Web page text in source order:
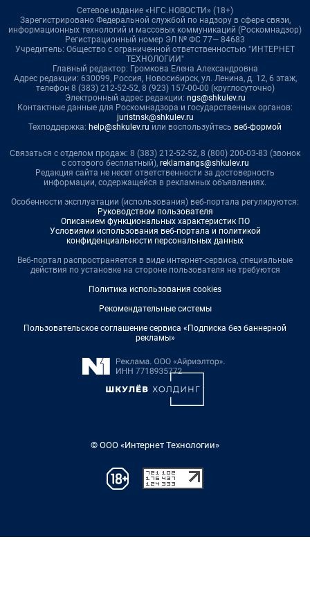
Сетевое издание «НГС.НОВОСТИ» (18+)
Зарегистрировано Федеральной службой по надзору в сфере связи,
информационных технологий и массовых коммуникаций (Роскомнадзор)
Регистрационный номер ЭЛ № ФС 77— 84683
Учредитель: Общество с ограниченной ответственностью "ИНТЕРНЕТ
ТЕХНОЛОГИИ"
Главный редактор: Громкова Елена Александровна
Адрес редакции: 630099, Россия, Новосибирск, ул. Ленина, д. 12, 6 этаж,
телефон 8 (383) 212-52-52, 8 (923) 157-00-00 (круглосуточно)
Электронный адрес редакции: ngs@shkulev.ru
Контактные данные для Роскомнадзора и государственных органов:
juristnsk@shkulev.ru
Техподдержка: help@shkulev.ru или воспользуйтесь веб-формой
Связаться с отделом продаж: 8 (383) 212-52-52, 8 (800) 200-03-83 (звонок
с сотового бесплатный), reklamangs@shkulev.ru
Редакция сайта не несет ответственности за достоверность
информации, содержащейся в рекламных объявлениях.
Особенности эксплуатации (использования) веб-портала регулируются:
Руководством пользователя
Описанием функциональных характеристик ПО
Условиями использования веб-портала и политикой
конфиденциальности персональных данных
Веб-портал распространяется в виде интернет-сервиса, специальные
действия по установке на стороне пользователя не требуются
Политика использования cookies
Рекомендательные системы
Пользовательское соглашение сервиса «Подписка без баннерной
рекламы»
© ООО «Интернет Технологии»